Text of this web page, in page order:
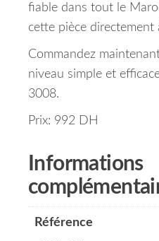
fiable dans tout le
cette pièce directement
Commandez
niveau simple et
3008.
Prix: 992 DH
Informations
Référence